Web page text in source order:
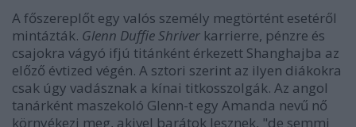
A főszereplőt egy valós személy megtörtént esetéről
mintázták. Glenn Duffie Shriver karrierre, pénzre és
csajokra vágyó ifjú titánként érkezett Shanghajba az
előző évtized végén. A sztori szerint az ilyen diákokra
csak úgy vadásznak a kínai titkosszolgák. Az angol
tanárként maszekoló Glenn-t egy Amanda nevű nő
környékezi meg, akivel barátok lesznek, "de semmi